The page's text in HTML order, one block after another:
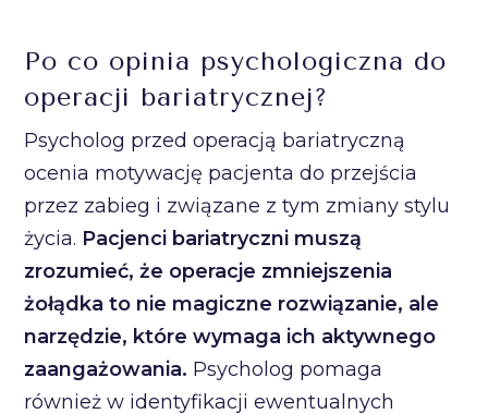
Po co opinia psychologiczna do
operacji bariatrycznej?
Psycholog przed operacją bariatryczną
ocenia motywację pacjenta do przejścia
przez zabieg i związane z tym zmiany stylu
życia. Pacjenci bariatryczni muszą
zrozumieć, że operacje zmniejszenia
żołądka to nie magiczne rozwiązanie, ale
narzędzie, które wymaga ich aktywnego
zaangażowania. Psycholog pomaga
również w identyfikacji ewentualnych